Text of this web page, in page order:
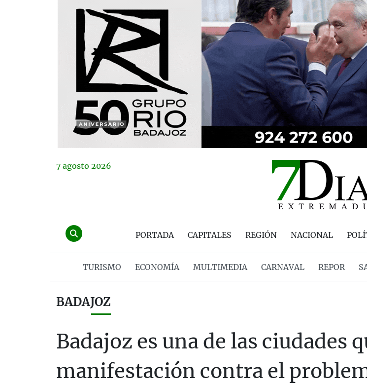
7 agosto 2026
PORTADA CAPITALES REGIÓN NACIONAL
TURISMO ECONOMÍA MULTIMEDIA CARNAVAL REPOR
BADAJOZ
Badajoz es una de las ciudades
manifestación contra el